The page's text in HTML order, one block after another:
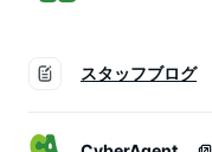
スタッフブログ